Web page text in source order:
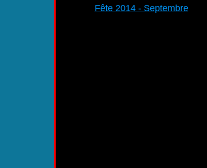
Fête 2014 - Septembre